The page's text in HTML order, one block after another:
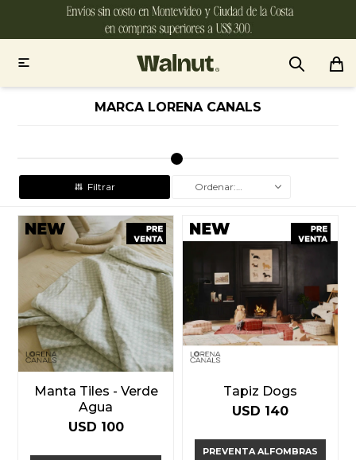

MARCA LORENA CANALS
Recomendados
Manta Tiles - Verde
Agua
USD 100
Tapiz Dogs
USD 140
PREVENTA ALFOMBRAS